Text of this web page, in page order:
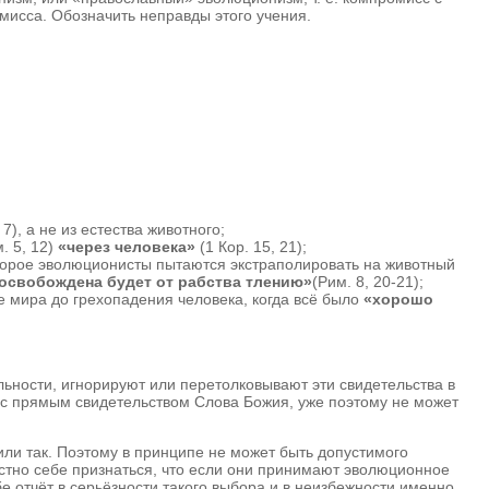
Обозначить неправды этого учения.
а не из естества животного;
5, 12) «через человека» (1 Кор. 15, 21);
эволюционисты пытаются экстраполировать на животный
будет от рабства тлению»(Рим. 8, 20-21);
до грехопадения человека, когда всё было «хорошо
игнорируют или перетолковывают эти свидетельства в
прямым свидетельством Слова Божия, уже поэтому не может
так. Поэтому в принципе не может быть допустимого
себе признаться, что если они принимают эволюционное